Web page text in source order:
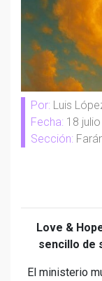
Por: Luis
Fecha: 18
Sección:
Love &
sencillo de
El ministerio